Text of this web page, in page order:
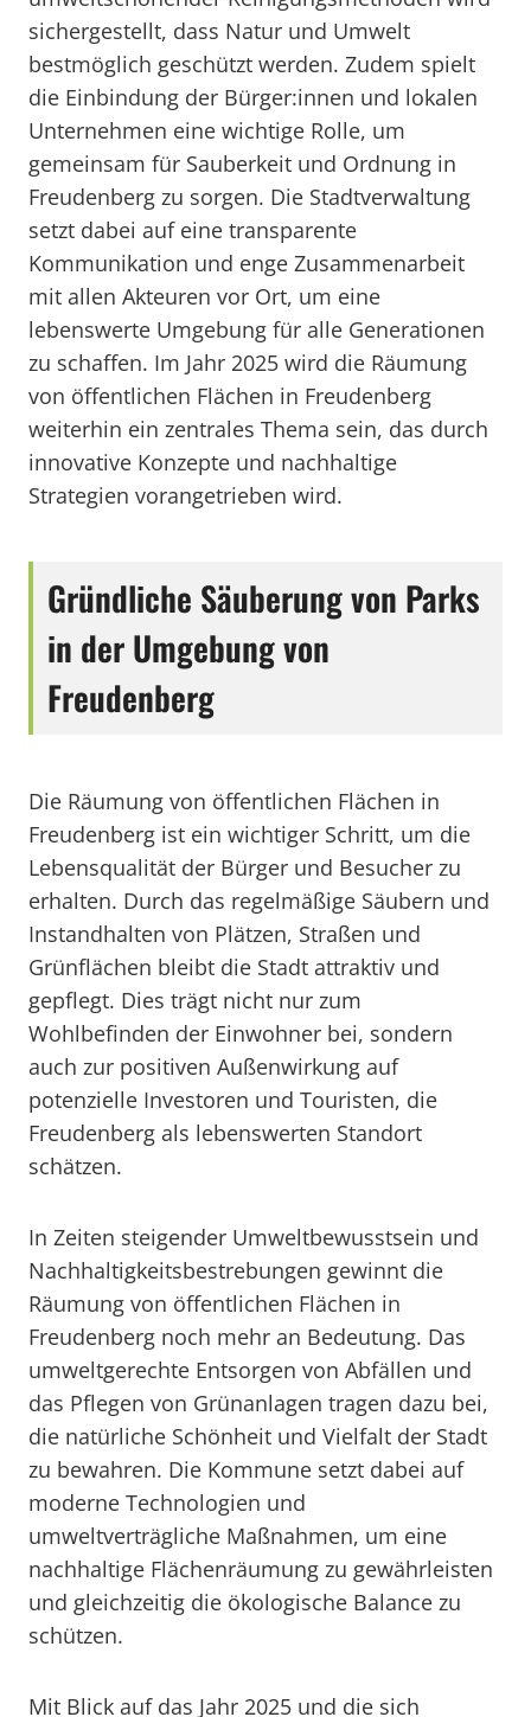
sichergestellt, dass Natur und Umwelt
bestmöglich geschützt werden. Zudem spielt
die Einbindung der Bürger:innen und lokalen
Unternehmen eine wichtige Rolle, um
gemeinsam für Sauberkeit und Ordnung in
Freudenberg zu sorgen. Die Stadtverwaltung
setzt dabei auf eine transparente
Kommunikation und enge Zusammenarbeit
mit allen Akteuren vor Ort, um eine
lebenswerte Umgebung für alle Generationen
zu schaffen. Im Jahr 2025 wird die Räumung
von öffentlichen Flächen in Freudenberg
weiterhin ein zentrales Thema sein, das durch
innovative Konzepte und nachhaltige
Strategien vorangetrieben wird.
Gründliche Säuberung von Parks
in der Umgebung von
Freudenberg
Die Räumung von öffentlichen Flächen in
Freudenberg ist ein wichtiger Schritt, um die
Lebensqualität der Bürger und Besucher zu
erhalten. Durch das regelmäßige Säubern und
Instandhalten von Plätzen, Straßen und
Grünflächen bleibt die Stadt attraktiv und
gepflegt. Dies trägt nicht nur zum
Wohlbefinden der Einwohner bei, sondern
auch zur positiven Außenwirkung auf
potenzielle Investoren und Touristen, die
Freudenberg als lebenswerten Standort
schätzen.
In Zeiten steigender Umweltbewusstsein und
Nachhaltigkeitsbestrebungen gewinnt die
Räumung von öffentlichen Flächen in
Freudenberg noch mehr an Bedeutung. Das
umweltgerechte Entsorgen von Abfällen und
das Pflegen von Grünanlagen tragen dazu bei,
die natürliche Schönheit und Vielfalt der Stadt
zu bewahren. Die Kommune setzt dabei auf
moderne Technologien und
umweltverträgliche Maßnahmen, um eine
nachhaltige Flächenräumung zu gewährleisten
und gleichzeitig die ökologische Balance zu
schützen.
Mit Blick auf das Jahr 2025 und die sich